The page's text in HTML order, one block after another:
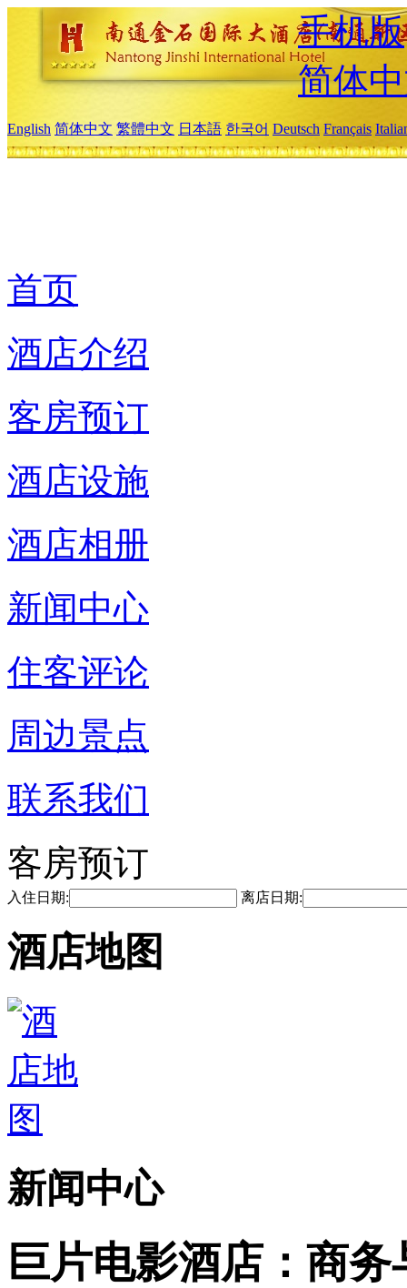
手机版
简体
English 简体中文 繁體中文 日本語 한국어 Deutsch Français
首页
酒店介绍
客房预订
酒店设施
酒店相册
新闻中心
住客评论
周边景点
联系我们
客房预订
入住日期: 离店日期:
酒店地图
新闻中心
巨片电影酒店：商